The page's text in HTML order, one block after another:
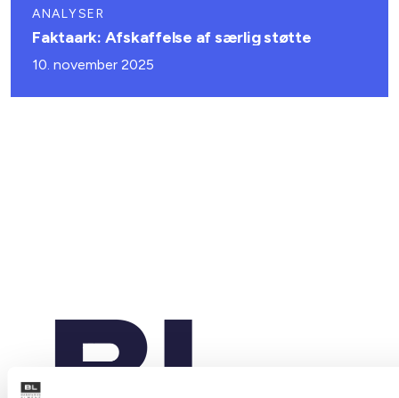
ANALYSER
Faktaark: Afskaffelse af særlig støtte
10. november 2025